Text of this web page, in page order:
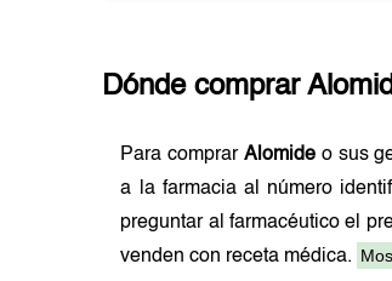
Dónde comprar
Para comprar Alomideo sus
a la farmacia al número
preguntar al farmacéutico el
venden con receta médica.